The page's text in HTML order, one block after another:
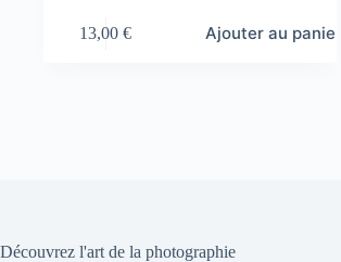
13,00€ Ajouter au panier
Découvrez l'art de la photographie